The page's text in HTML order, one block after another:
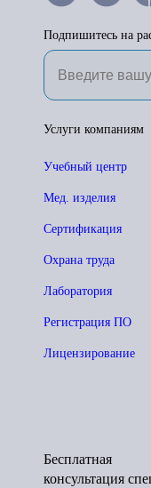
Подпишитесь на
Услуги компаниям
Учебный центр
Мед. изделия
Сертификация
Охрана труда
Лаборатория
Регистрация ПО
Лицензирование
Бесплатная
консультация